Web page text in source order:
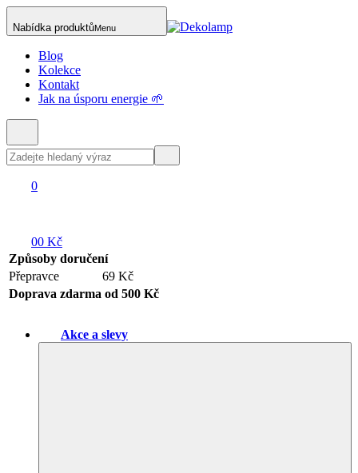
Nabídka produktůMenu
Blog
Kolekce
Kontakt
Jak na úsporu energie 🌱
0
00 Kč
Způsoby doručení
Přepravce
69 Kč
Doprava zdarma od 500 Kč
Akce a slevy